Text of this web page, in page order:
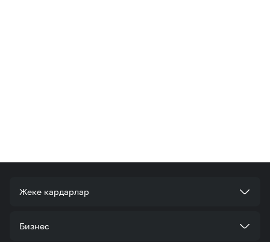
Жеке кардарлар
Тарифтер
Бизнес